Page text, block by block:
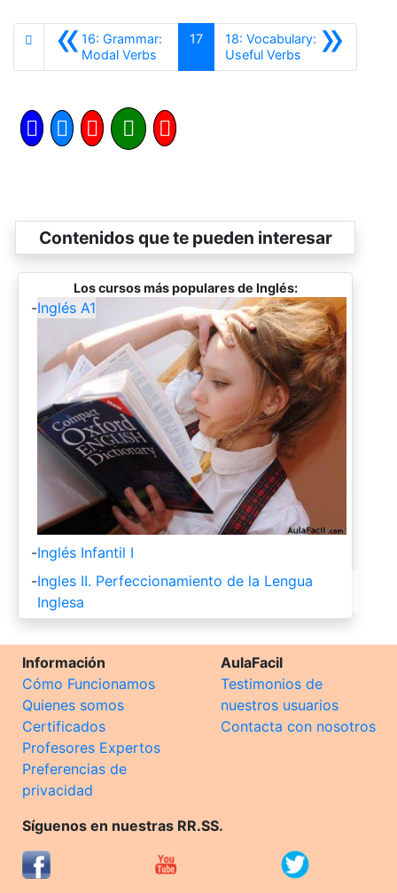
«16: Grammar:
Modal Verbs
17 »
18: Vocabulary:
Useful Verbs Siguiente
Contenidos que te pueden interesar
Los cursos más populares de Inglés:
-Inglés A1
-Inglés Infantil I
-Ingles II. Perfeccionamiento de la Lengua
Inglesa
Información
Cómo Funcionamos
Quienes somos
Certificados
Profesores Expertos
Preferencias de
privacidad
AulaFacil
Testimonios de
nuestros usuarios
Contacta con nosotros
Síguenos en nuestras RR.SS.